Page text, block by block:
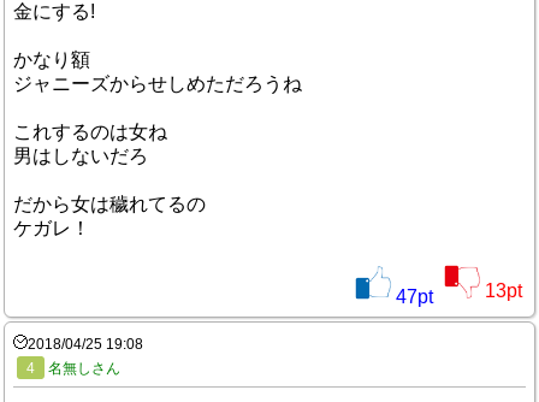
金にする!
かなり額
ジャニーズからせしめただろうね
これするのは女ね
男はしないだろ
だから女は穢れてるの
ケガレ！
47pt 13pt
2018/04/25 19:08
4
名無しさん